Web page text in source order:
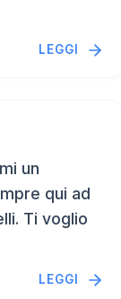
LEGGI
un
qui ad
Ti voglio
LEGGI